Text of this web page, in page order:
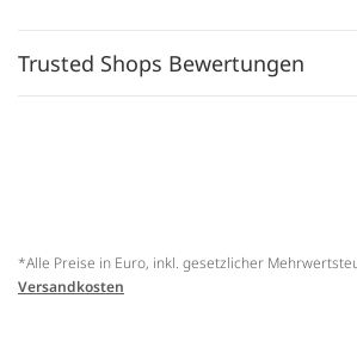
Trusted Shops Bewertungen
*Alle Preise in Euro, inkl. gesetzlicher
Versandkosten